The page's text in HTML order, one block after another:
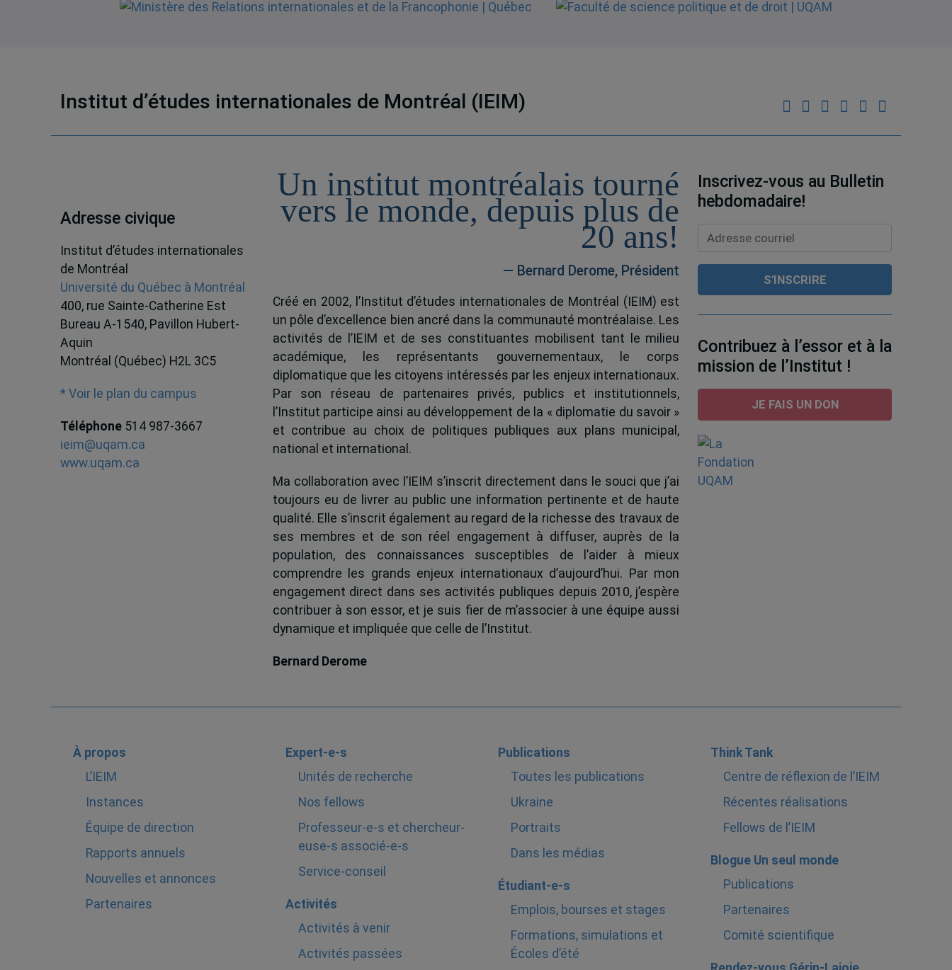
Institut d’études internationales de Montréal (IEIM)
Adresse civique
Institut d’études internationales
de Montréal
Université du Québec à Montréal
400, rue Sainte-Catherine Est
Bureau A-1540, Pavillon Hubert-
Aquin
Montréal (Québec) H2L 3C5
* Voir le plan du campus
Téléphone 514 987-3667
ieim@uqam.ca
www.uqam.ca
Un institut montréalais tourné
vers le monde, depuis plus de
20 ans!
— Bernard Derome, Président
Créé en 2002, l’Institut d’études internationales de Montréal (IEIM) est
un pôle d’excellence bien ancré dans la communauté montréalaise. Les
activités de l’IEIM et de ses constituantes mobilisent tant le milieu
académique, les représentants gouvernementaux, le corps
diplomatique que les citoyens intéressés par les enjeux internationaux.
Par son réseau de partenaires privés, publics et institutionnels,
l’Institut participe ainsi au développement de la « diplomatie du savoir »
et contribue au choix de politiques publiques aux plans municipal,
national et international.
Ma collaboration avec l’IEIM s’inscrit directement dans le souci que j’ai
toujours eu de livrer au public une information pertinente et de haute
qualité. Elle s’inscrit également au regard de la richesse des travaux de
ses membres et de son réel engagement à diffuser, auprès de la
population, des connaissances susceptibles de l’aider à mieux
comprendre les grands enjeux internationaux d’aujourd’hui. Par mon
engagement direct dans ses activités publiques depuis 2010, j’espère
contribuer à son essor, et je suis fier de m’associer à une équipe aussi
dynamique et impliquée que celle de l’Institut.
Bernard Derome
Inscrivez-vous au Bulletin
hebdomadaire!
Contribuez à l’essor et à la
mission de l’Institut !
JE FAIS UN DON
À propos
L’IEIM
Instances
Équipe de direction
Rapports annuels
Nouvelles et annonces
Partenaires
Expert-e-s
Unités de recherche
Nos fellows
Professeur-e-s et chercheur-
euse-s associé-e-s
Service-conseil
Activités
Activités à venir
Activités passées
Publications
Toutes les publications
Ukraine
Portraits
Dans les médias
Étudiant-e-s
Emplois, bourses et stages
Formations, simulations et
Écoles d’été
Think Tank
Centre de réflexion de l’IEIM
Récentes réalisations
Fellows de l’IEIM
Blogue Un seul monde
Publications
Partenaires
Comité scientifique